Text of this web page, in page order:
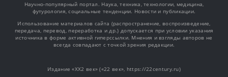
Научно-популярный портал. Наука, техника, технологии, медицина,
футурология, социальные тенденции. Новости и публикации.
Использование материалов сайта (распространение, воспроизведение,
передача, перевод, переработка и др.) допускается при условии указания
источника в форме активной гиперссылки. Мнения и взгляды авторов не
всегда совпадают с точкой зрения редакции.
Издание «XX2 век» («22 век», https://22century.ru)